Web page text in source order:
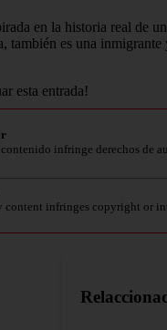
en la historia real de
también es una
esta entrada!
infringe derechos de
content infringes copyright or